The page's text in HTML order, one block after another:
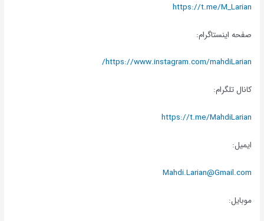
https://t.me/M_Larian
صفحه اینستاگرام:
https://www.instagram.com/mahdiLarian/
کانال تلگرام:
https://t.me/MahdiLarian
ایمیل:
Mahdi.Larian@Gmail.com
موبایل: